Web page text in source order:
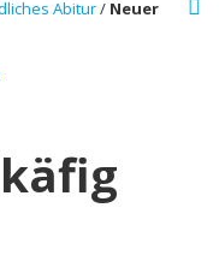
Abitur/ Neuer